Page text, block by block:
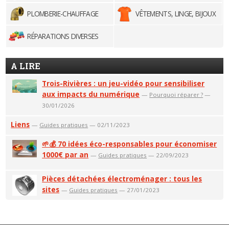
PLOMBERIE-CHAUFFAGE VÊTEMENTS, LINGE, BIJOUX
RÉPARATIONS DIVERSES
A LIRE
Trois-Rivières : un jeu-vidéo pour sensibiliser
aux impacts du numérique — Pourquoi réparer ? —
30/01/2026
Liens — Guides pratiques — 02/11/2023
🌱💰 70 idées éco-responsables pour économiser
1000€ par an — Guides pratiques — 22/09/2023
Pièces détachées électroménager : tous les
sites — Guides pratiques — 27/01/2023